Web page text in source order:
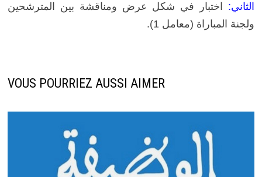
الثاني: اختبار في شكل عرض ومناقشة بين المترشحين
ولجنة المباراة (معامل 1).
VOUS POURRIEZ AUSSI AIMER